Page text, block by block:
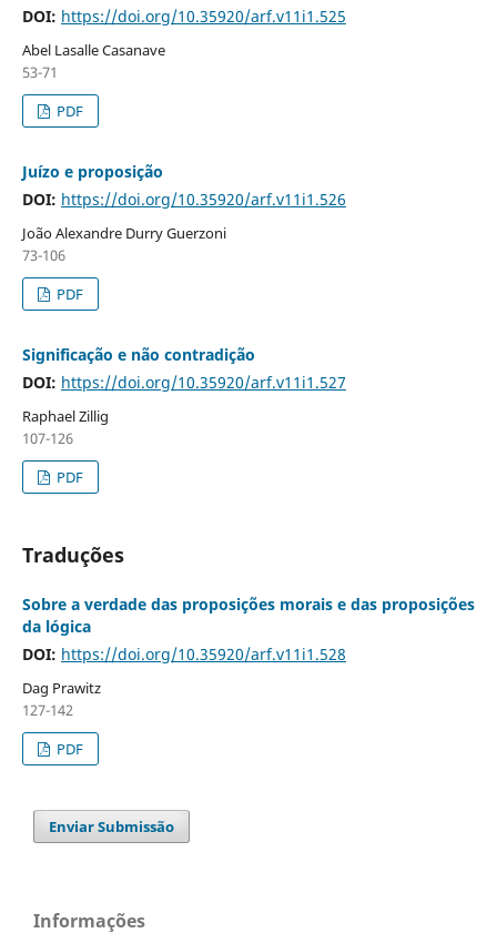
DOI: https://doi.org/10.35920/arf.v11i1.525
Abel Lasalle Casanave
53-71
PDF
Juízo e proposição
DOI: https://doi.org/10.35920/arf.v11i1.526
João Alexandre Durry Guerzoni
73-106
PDF
Significação e não contradição
DOI: https://doi.org/10.35920/arf.v11i1.527
Raphael Zillig
107-126
PDF
Traduções
Sobre a verdade das proposições morais e das proposições
da lógica
DOI: https://doi.org/10.35920/arf.v11i1.528
Dag Prawitz
127-142
PDF
Enviar Submissão
Informações